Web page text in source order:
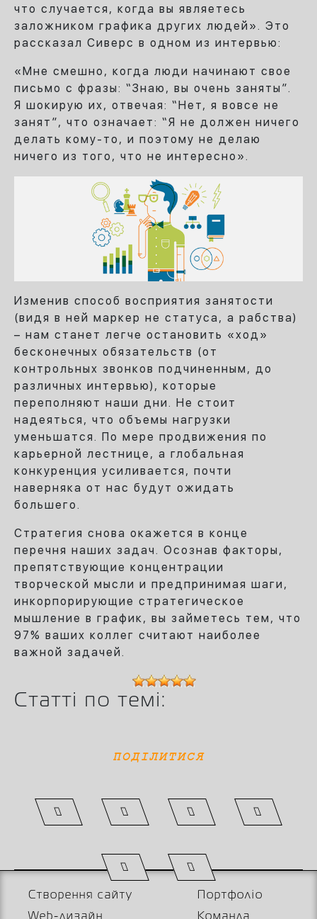
что случается, когда вы являетесь
заложником графика других людей». Это
рассказал Сиверс в одном из интервью:
«Мне смешно, когда люди начинают свое
письмо с фразы: “Знаю, вы очень заняты”.
Я шокирую их, отвечая: “Нет, я вовсе не
занят”, что означает: “Я не должен ничего
делать кому-то, и поэтому не делаю
ничего из того, что не интересно».
Изменив способ восприятия занятости
(видя в ней маркер не статуса, а рабства)
– нам станет легче остановить «ход»
бесконечных обязательств (от
контрольных звонков подчиненным, до
различных интервью), которые
переполняют наши дни. Не стоит
надеяться, что объемы нагрузки
уменьшатся. По мере продвижения по
карьерной лестнице, а глобальная
конкуренция усиливается, почти
наверняка от нас будут ожидать
большего.
Стратегия снова окажется в конце
перечня наших задач. Осознав факторы,
препятствующие концентрации
творческой мысли и предпринимая шаги,
инкорпорирующие стратегическое
мышление в график, вы займетесь тем, что
97% ваших коллег считают наиболее
важной задачей.
Статті по темі:
ПОДІЛИТИСЯ
Створення сайту Портфоліо